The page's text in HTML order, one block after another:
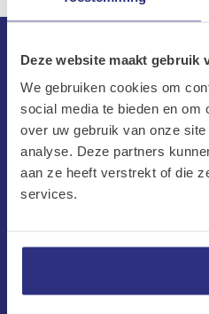
Deze website maakt gebruik
We gebruiken cookies om
social media te bieden en om
over uw gebruik van onze
analyse. Deze partners
aan ze heeft verstrekt of die
services.
Maandag–Vrijdag
Zaterdag